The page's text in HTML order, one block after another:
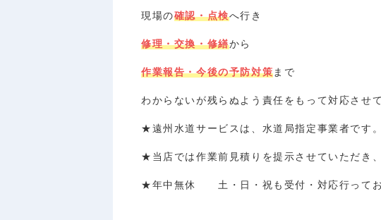
現場の確認・点検へ行き
修理・交換・修繕から
作業報告・今後の予防対策まで
わからないが残らぬよう責任をもって対応させ
★遠州水道サービスは、水道局指定事業者です。
★当店では作業前見積りを提示させていただき
★年中無休 土・日・祝も受付・対応行ってお